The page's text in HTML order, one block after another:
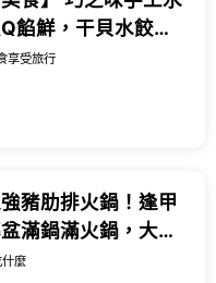
餡鮮，干貝水餃都
，酸辣湯也很推薦
享受旅行
豬肋排火鍋！逢甲
滿鍋滿火鍋，大骨
飲料吃到飽。
麼